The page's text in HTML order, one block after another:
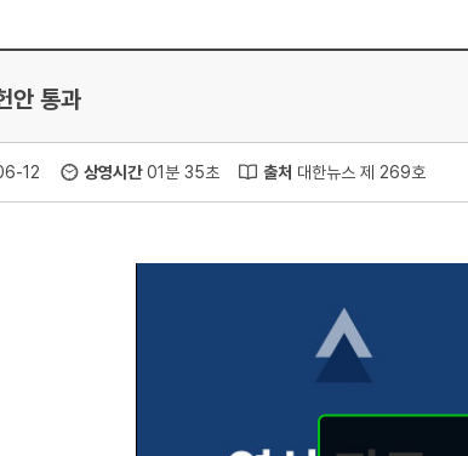
안 통과
12 상영시간01분 35초 출처 대한뉴스 제 269호